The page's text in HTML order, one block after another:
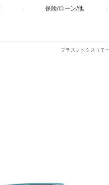
保険/ローン/他
プラスシックス（モ